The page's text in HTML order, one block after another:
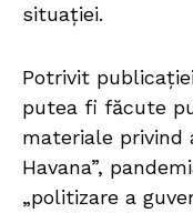
situației.
Potrivit
putea fi făcute
materiale privind
Havana”,
„politizare a